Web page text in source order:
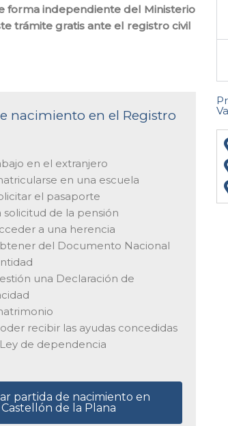
forma independiente del Ministerio
trámite gratis ante el registro civil
nacimiento en el Registro
en el extranjero
en una escuela
el pasaporte
solicitud de la pensión
a una herencia
del Documento Nacional
una Declaración de
recibir las ayudas concedidas
de dependencia
partida de nacimiento en
Castellón de la Plana